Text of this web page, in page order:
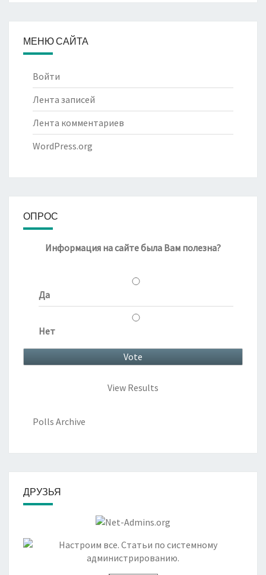
МЕНЮ САЙТА
Войти
Лента записей
Лента комментариев
WordPress.org
ОПРОС
Информация на сайте была Вам полезна?
Да
Нет
View Results
Polls Archive
ДРУЗЬЯ